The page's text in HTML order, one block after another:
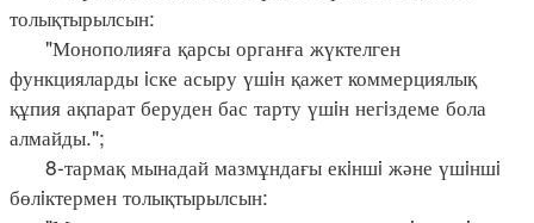
толықтырылсын:
"Монополияға қарсы органға жүктелген
функцияларды iске асыру үшiн қажет коммерциялық
құпия ақпарат беруден бас тарту үшiн негiздеме бола
алмайды.";
8-тармақ мынадай мазмұндағы екiншi және үшiншi
бөлiктермен толықтырылсын: